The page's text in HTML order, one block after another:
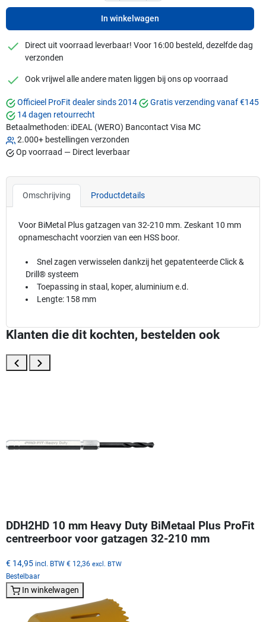
In winkelwagen
checkmark
Direct uit voorraad leverbaar! Voor 16:00 besteld, dezelfde dag
verzonden
checkmark
Ook vrijwel alle andere maten liggen bij ons op voorraad
Officieel ProFit dealer sinds 2014
Gratis verzending vanaf €145
14 dagen retourrecht
Betaalmethoden: iDEAL (WERO) Bancontact Visa MC
2.000+ bestellingen verzonden
Op voorraad — Direct leverbaar
Omschrijving Productdetails
Voor BiMetal Plus gatzagen van 32-210 mm. Zeskant 10 mm
opnameschacht voorzien van een HSS boor.
Snel zagen verwisselen dankzij het gepatenteerde Click &
Drill® systeem
Toepassing in staal, koper, aluminium e.d.
Lengte: 158 mm
Klanten die dit kochten, bestelden ook
DDH2HD 10 mm Heavy Duty BiMetaal Plus ProFit
centreerboor voor gatzagen 32-210 mm
€ 14,95 incl. BTW € 12,36 excl. BTW
Bestelbaar
In winkelwagen